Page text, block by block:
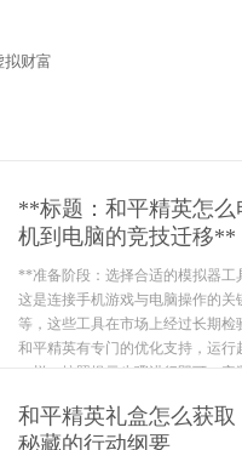
拟财富
**标题：和平精英怎
机到电脑的竞技迁移**
**准备阶段：选择合适的模拟器
这是连接手机游戏与电脑操作的
等，这些工具在市场上经过长期
和平精英有专门的优化支持，运
一样，按照提示步骤进行即可，
和平精英礼盒怎么获
秘藏的行动纲要